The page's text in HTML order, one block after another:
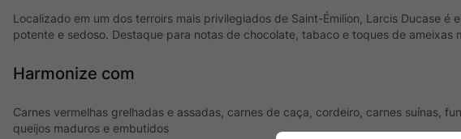
Localizado em um dos terroirs mais privilegiados de Saint-Émilion, Larcis Ducase é
potente e sedoso. Destaque para notas de chocolate, tabaco e toques de ameixas
Harmonize com
Carnes vermelhas grelhadas e assadas, carnes de caça, cordeiro, carnes suínas,
queijos maduros e embutidos